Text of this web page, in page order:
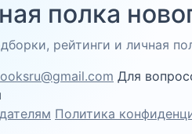
полка
рейтинги и личная
Для
Политика